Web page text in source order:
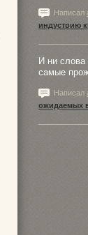
Написал
индустрию
И ни слова
самые
Написал
ожидаемых